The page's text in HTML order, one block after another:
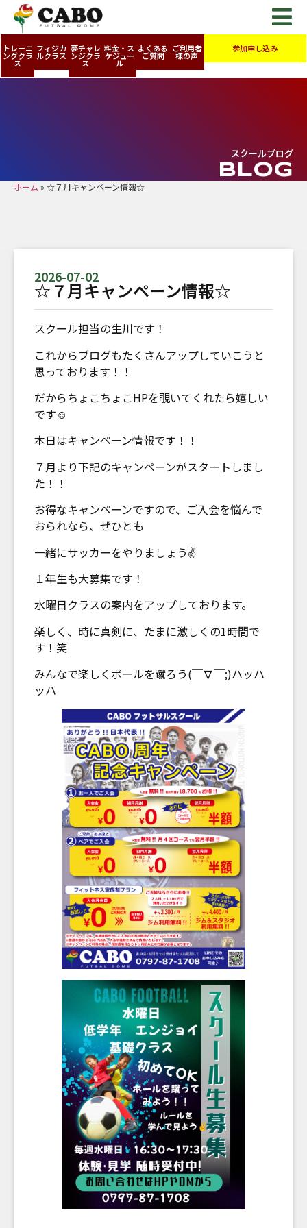
トレーニ
ングクラ
ス
フィジカ
ルクラス
夢チャレ
ンジクラ
ス
料金・ス
ケジュー
ル
よくある
ご質問
ご利用者
様の声
参加申し込み
スクールブログ
BLOG
ホーム » ☆７月キャンペーン情報☆
2026-07-02
☆７月キャンペーン情報☆
スクール担当の生川です！
これからブログもたくさんアップしていこうと
思っております！！
だからちょこちょこHPを覗いてくれたら嬉しい
です☺
本日はキャンペーン情報です！！
７月より下記のキャンペーンがスタートしまし
た！！
お得なキャンペーンですので、ご入会を悩んで
おられなら、ぜひとも
一緒にサッカーをやりましょう✌
１年生も大募集です！
水曜日クラスの案内をアップしております。
楽しく、時に真剣に、たまに激しくの1時間で
す！笑
みんなで楽しくボールを蹴ろう(￣∇￣;)ハッハ
ッハ